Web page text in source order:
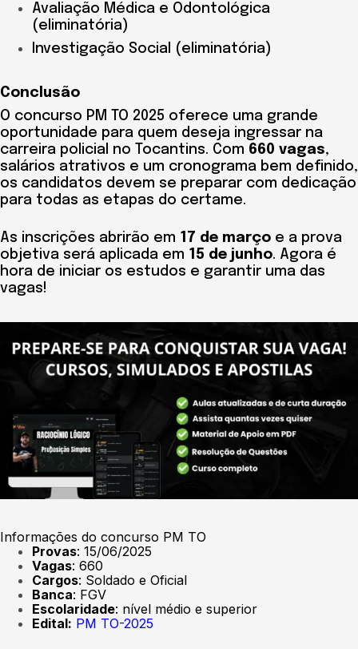
Avaliação Médica e Odontológica
(eliminatória)
Investigação Social (eliminatória)
Conclusão
O concurso PM TO 2025 oferece uma grande
oportunidade para quem deseja ingressar na
carreira policial no Tocantins. Com 660 vagas,
salários atrativos e um cronograma bem definido,
os candidatos devem se preparar com dedicação
para todas as etapas do certame.
As inscrições abrirão em 17 de março e a prova
objetiva será aplicada em 15 de junho. Agora é
hora de iniciar os estudos e garantir uma das
vagas!
Informações do concurso PM TO
Provas: 15/06/2025
Vagas: 660
Cargos: Soldado e Oficial
Banca: FGV
Escolaridade: nível médio e superior
Edital: PM TO-2025